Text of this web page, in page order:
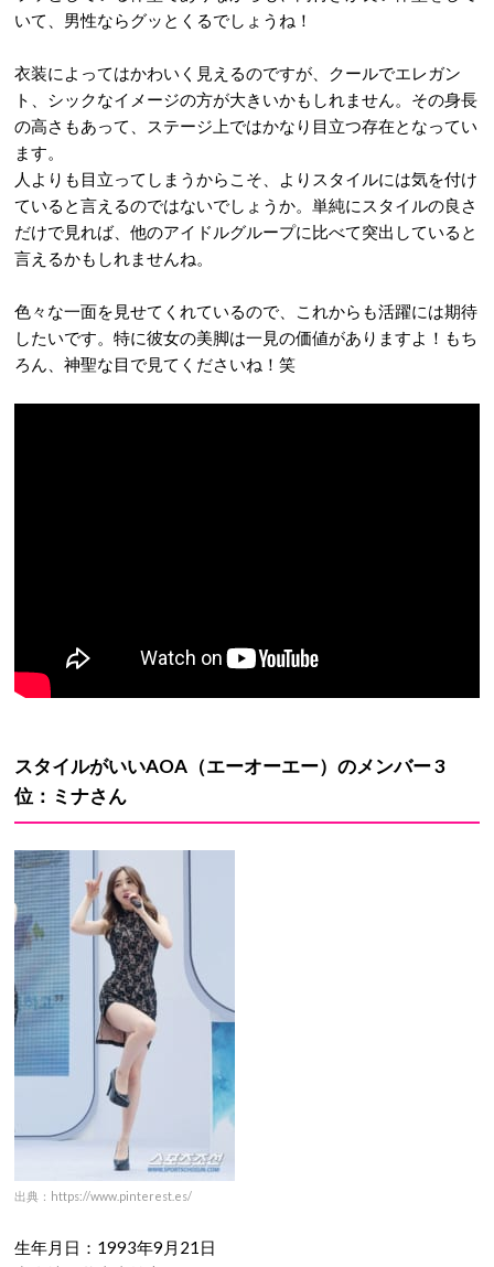
いて、男性ならグッとくるでしょうね！
衣装によってはかわいく見えるのですが、クールでエレガン
ト、シックなイメージの方が大きいかもしれません。その身長
の高さもあって、ステージ上ではかなり目立つ存在となってい
ます。
人よりも目立ってしまうからこそ、よりスタイルには気を付け
ていると言えるのではないでしょうか。単純にスタイルの良さ
だけで見れば、他のアイドルグループに比べて突出していると
言えるかもしれませんね。
色々な一面を見せてくれているので、これからも活躍には期待
したいです。特に彼女の美脚は一見の価値がありますよ！もち
ろん、神聖な目で見てくださいね！笑
スタイルがいいAOA （エーオーエー）のメンバー3
位：ミナさん
出典：https://www.pinterest.es/
生年月日：1993年9月21日